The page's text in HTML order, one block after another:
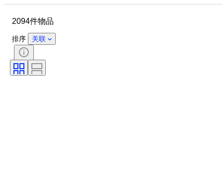
签名
时代
艺术家
出售者
2094件物品
排序 关联